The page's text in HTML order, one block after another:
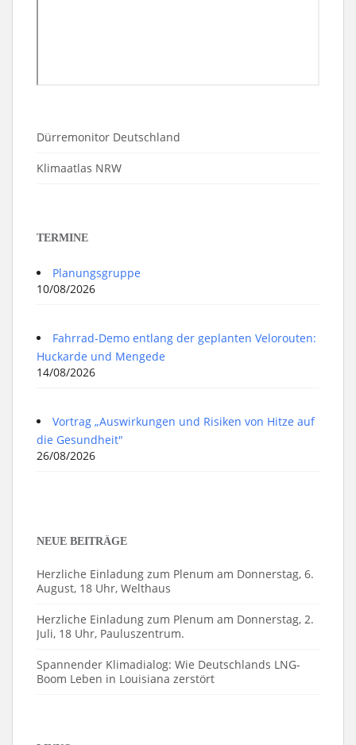
Dürremonitor Deutschland
Klimaatlas NRW
TERMINE
Planungsgruppe
10/08/2026
Fahrrad-Demo entlang der geplanten Velorouten:
Huckarde und Mengede
14/08/2026
Vortrag „Auswirkungen und Risiken von Hitze auf
die Gesundheit"
26/08/2026
NEUE BEITRÄGE
Herzliche Einladung zum Plenum am Donnerstag, 6.
August, 18 Uhr, Welthaus
Herzliche Einladung zum Plenum am Donnerstag, 2.
Juli, 18 Uhr, Pauluszentrum.
Spannender Klimadialog: Wie Deutschlands LNG-
Boom Leben in Louisiana zerstört